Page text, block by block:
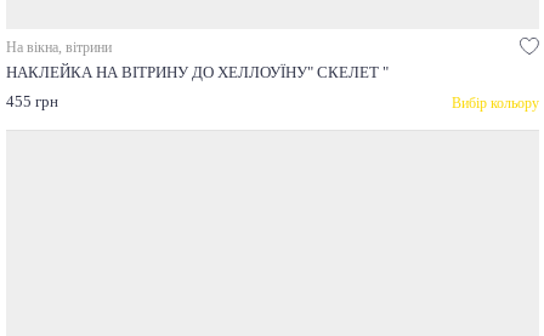
На вікна, вітрини
НАКЛЕЙКА НА ВІТРИНУ ДО ХЕЛЛОУЇНУ" СКЕЛЕТ "
455 грн
Вибір кольору